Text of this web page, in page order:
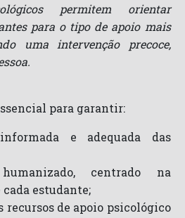
permitem orientar
para o tipo de apoio mais
uma intervenção precoce,
para garantir:
e adequada das
centrado na
estudante;
recursos de apoio psicológico